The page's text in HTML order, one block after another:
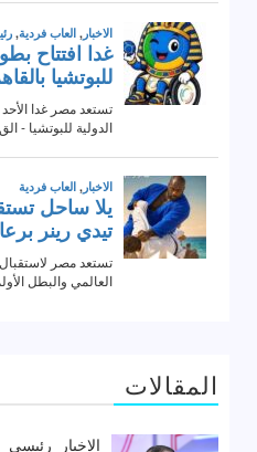
المقالات
الاخبار رئيسى